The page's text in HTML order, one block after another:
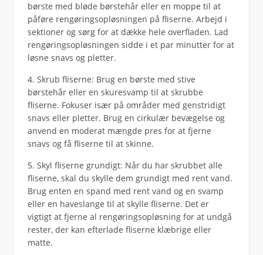
børste med bløde børstehår eller en moppe til at
påføre rengøringsopløsningen på fliserne. Arbejd i
sektioner og sørg for at dække hele overfladen. Lad
rengøringsopløsningen sidde i et par minutter for at
løsne snavs og pletter.
4. Skrub fliserne: Brug en børste med stive
børstehår eller en skuresvamp til at skrubbe
fliserne. Fokuser især på områder med genstridigt
snavs eller pletter. Brug en cirkulær bevægelse og
anvend en moderat mængde pres for at fjerne
snavs og få fliserne til at skinne.
5. Skyl fliserne grundigt: Når du har skrubbet alle
fliserne, skal du skylle dem grundigt med rent vand.
Brug enten en spand med rent vand og en svamp
eller en haveslange til at skylle fliserne. Det er
vigtigt at fjerne al rengøringsopløsning for at undgå
rester, der kan efterlade fliserne klæbrige eller
matte.